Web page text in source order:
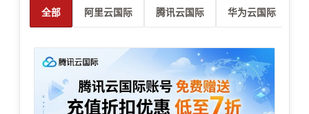
全部 阿里云国际 腾讯云国际 华为云国际